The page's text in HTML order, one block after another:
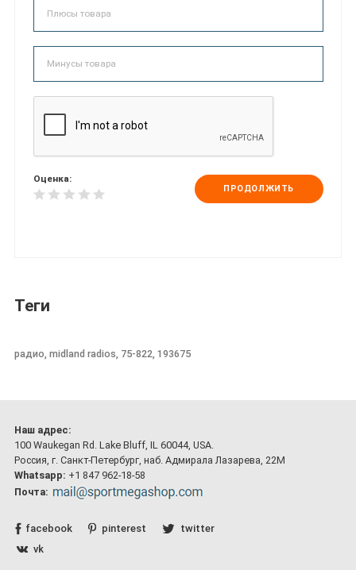
Оценка:
ПРОДОЛЖИТЬ
Теги
радио, midland radios, 75-822, 193675
Наш адрес:
100 Waukegan Rd. Lake Bluff, IL 60044, USA.
Россия, г. Санкт-Петербург, наб. Адмирала Лазарева, 22М
Whatsapp: +1 847 962-18-58
Почта:
facebook pinterest
twitter
vk